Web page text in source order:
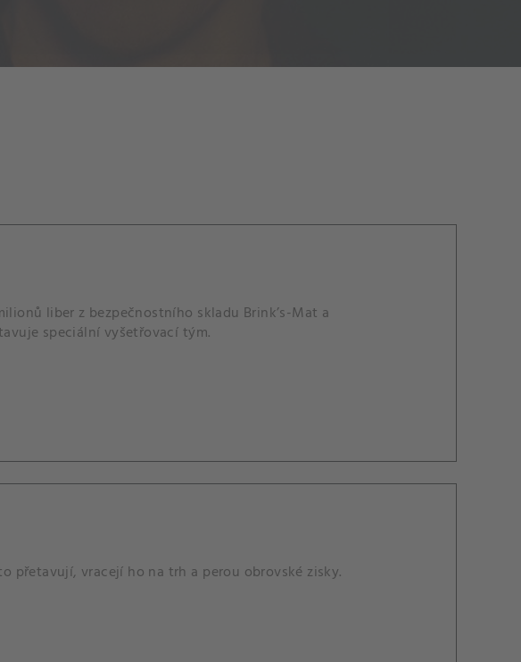
liber z bezpečnostního skladu Brink’s-Mat a
speciální vyšetřovací tým.
přetavují, vracejí ho na trh a perou obrovské zisky.